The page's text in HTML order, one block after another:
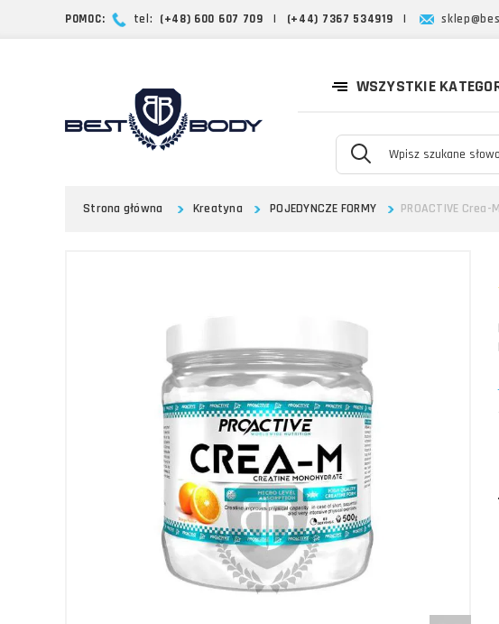
POMOC: tel: (+48) 600 607 709 | (+44) 7367 534919 |
WSZYSTKIE
Strona główna Kreatyna POJEDYNCZE FORMY PROACTIVE Crea-